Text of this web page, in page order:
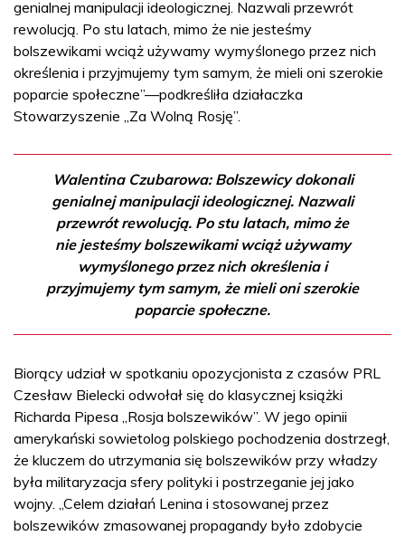
genialnej manipulacji ideologicznej. Nazwali przewrót
rewolucją. Po stu latach, mimo że nie jesteśmy
bolszewikami wciąż używamy wymyślonego przez nich
określenia i przyjmujemy tym samym, że mieli oni szerokie
poparcie społeczne”—podkreśliła działaczka
Stowarzyszenie „Za Wolną Rosję”.
Walentina Czubarowa: Bolszewicy dokonali
genialnej manipulacji ideologicznej. Nazwali
przewrót rewolucją. Po stu latach, mimo że
nie jesteśmy bolszewikami wciąż używamy
wymyślonego przez nich określenia i
przyjmujemy tym samym, że mieli oni szerokie
poparcie społeczne.
Biorący udział w spotkaniu opozycjonista z czasów PRL
Czesław Bielecki odwołał się do klasycznej książki
Richarda Pipesa „Rosja bolszewików”. W jego opinii
amerykański sowietolog polskiego pochodzenia dostrzegł,
że kluczem do utrzymania się bolszewików przy władzy
była militaryzacja sfery polityki i postrzeganie jej jako
wojny. „Celem działań Lenina i stosowanej przez
bolszewików zmasowanej propagandy było zdobycie